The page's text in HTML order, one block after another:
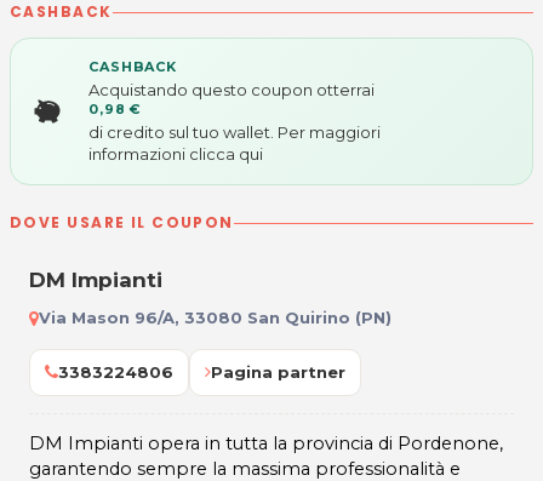
CASHBACK
CASHBACK
Acquistando questo coupon otterrai
0,98 €
di credito sul tuo wallet. Per maggiori
informazioni clicca qui
DOVE USARE IL COUPON
DM Impianti
Via Mason 96/A, 33080 San Quirino (PN)
3383224806 Pagina partner
DM Impianti opera in tutta la provincia di Pordenone,
garantendo sempre la massima professionalità e